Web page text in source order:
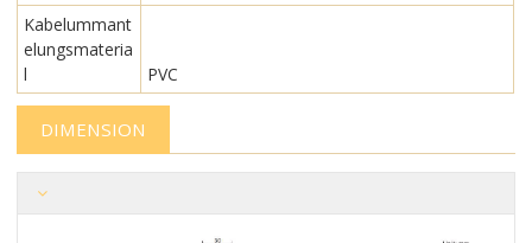
Kabelummant
elungsmateria
l
PVC
DIMENSION